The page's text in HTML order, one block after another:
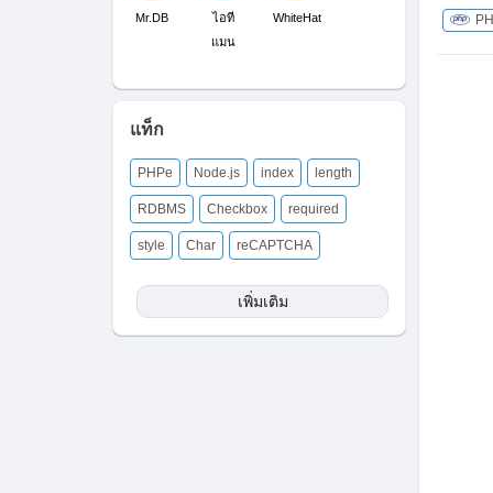
Mr.DB
ไอที
แมน
WhiteHat
แท็ก
PHPe Node.js index length
RDBMS Checkbox required
style Char reCAPTCHA
เพิ่มเติม